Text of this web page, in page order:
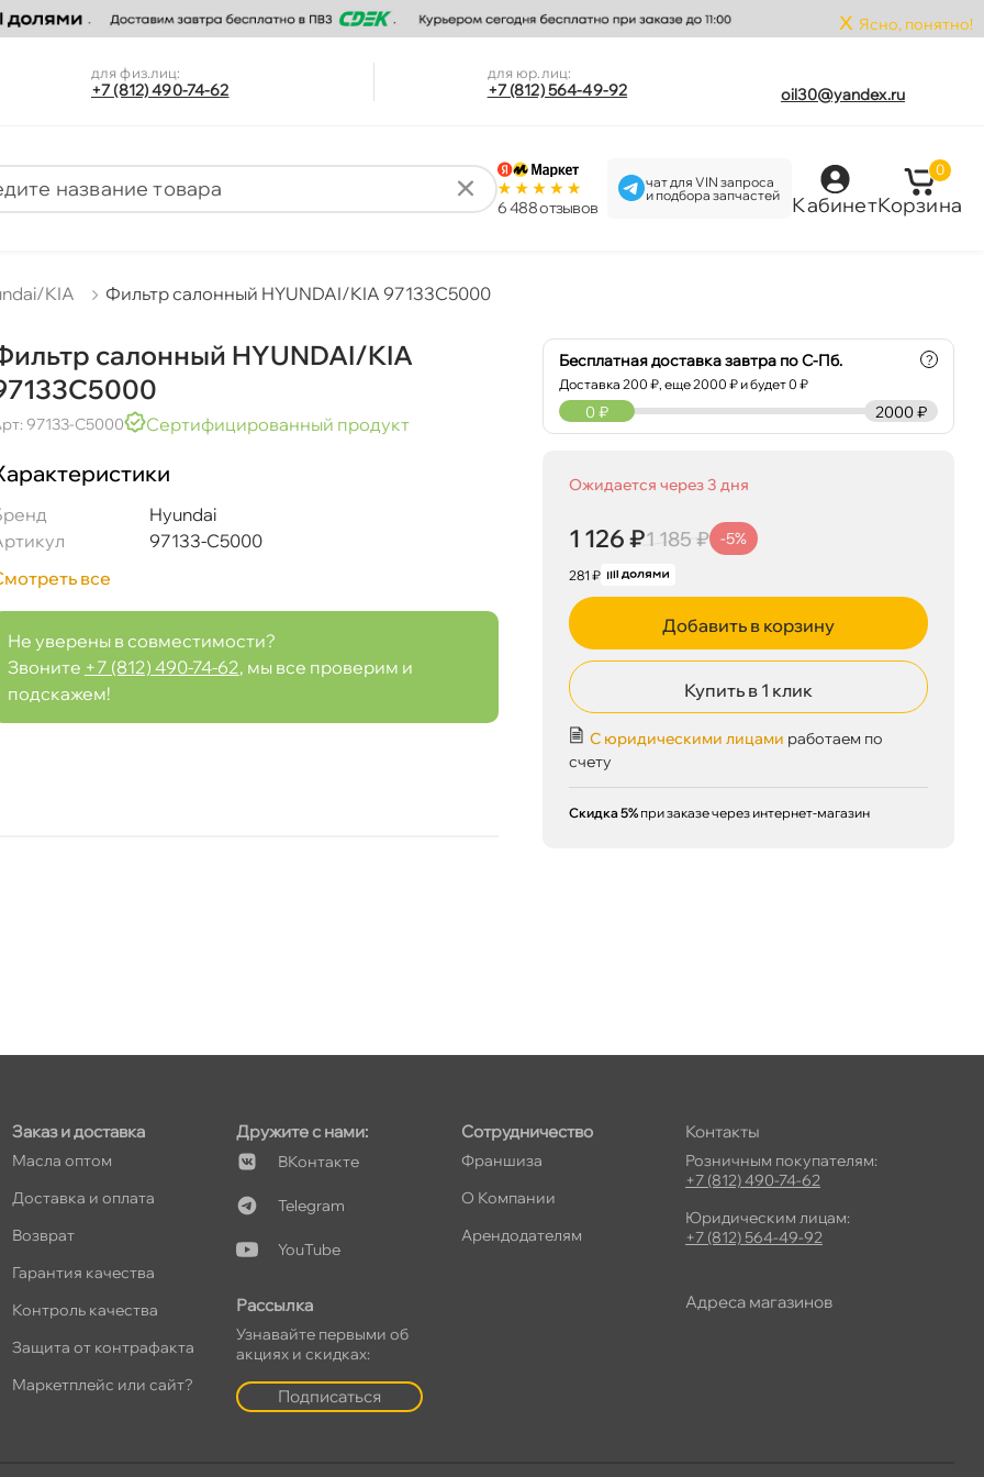
x Ясно, понятно!
для физ.лиц:
+7 (812) 490-74-62
для юр.лиц:
+7 (812) 564-49-92 oil30@yandex.ru
6 488 отзыво
чат для VIN запроса
и подбора запчастей
Кабинет
0
Корзина
KIA Фильтр салонный HYUNDAI/KIA 97133C5000
салонный HYUNDAI/KIA
97133-C5000 Сертифицированный продукт
Hyundai
97133-C5000
все
Не уверены в совместимости?
Звоните +7 (812) 490-74-62, мы все проверим и
подскажем!
Бесплатная доставка завтра по С-Пб.
Доставка200 ₽, еще2000 ₽ и будет 0 ₽
?
2000 ₽
0 ₽
Ожидается через 3 дня
1 126 ₽1 185 ₽ -5%
281 ₽
Добавить в корзину
Купить в 1 клик
С юридическими лицами работаем по
счету
Скидка 5% при заказе через интернет-магазин
1 185 ₽
08.08 (при заказе от 2000₽) Сегодня, 08.08
Заказ и доставка
Масла оптом
Доставка и оплата
озврат
Гарантия качества
Контроль качества
Защита от контрафакта
Маркетплейс или сайт?
Дружите с нами:
Контакте
Telegram
YouTube
Рассылка
Узнавайте первыми о
акциях и скидках:
Подписаться
Сотрудничество
Франшиза
О Компании
Арендодателям
Контакты
Розничным покупателям:
+7 (812) 490-74-62
Юридическим лицам:
+7 (812) 564-49-92
Адреса магазино